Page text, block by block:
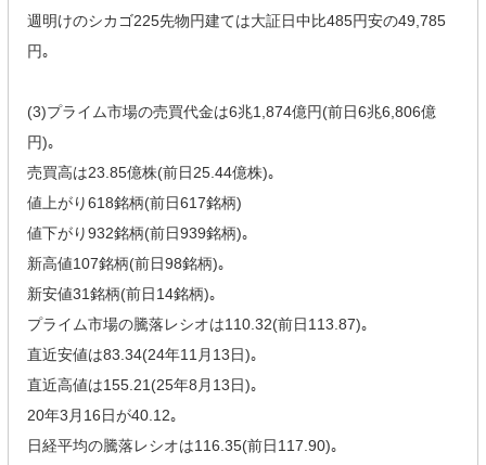
週明けのシカゴ225先物円建ては大証日中比485円安の49,785
円｡
(3)プライム市場の売買代金は6兆1,874億円(前日6兆6,806億
円)｡
売買高は23.85億株(前日25.44億株)｡
値上がり618銘柄(前日617銘柄)
値下がり932銘柄(前日939銘柄)｡
新高値107銘柄(前日98銘柄)｡
新安値31銘柄(前日14銘柄)｡
プライム市場の騰落レシオは110.32(前日113.87)｡
直近安値は83.34(24年11月13日)｡
直近高値は155.21(25年8月13日)｡
20年3月16日が40.12｡
日経平均の騰落レシオは116.35(前日117.90)｡